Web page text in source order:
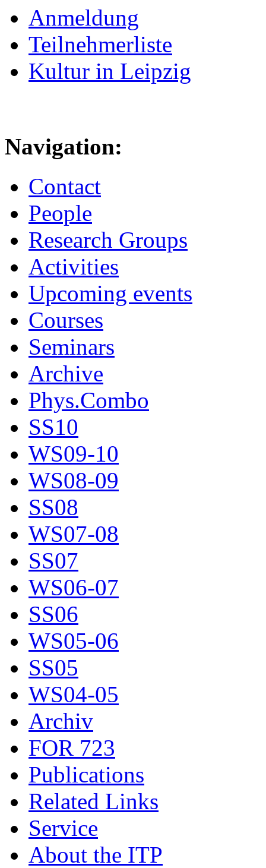
Anmeldung
Teilnehmerliste
Kultur in Leipzig
Navigation:
Contact
People
Research Groups
Activities
Upcoming events
Courses
Seminars
Archive
Phys.Combo
SS10
WS09-10
WS08-09
SS08
WS07-08
SS07
WS06-07
SS06
WS05-06
SS05
WS04-05
Archiv
FOR 723
Publications
Related Links
Service
About the ITP